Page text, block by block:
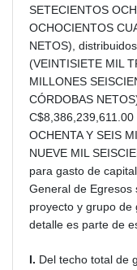
SETECIENTOS
OCHOCIENTOS
NETOS),
(VEINTISIETE MIL
MILLONES
CÓRDOBAS
OCHENTA Y SEIS
NUEVE MIL
para gasto de
General de Egresos
proyecto y grupo de
detalle es parte de
I. Del techo total de